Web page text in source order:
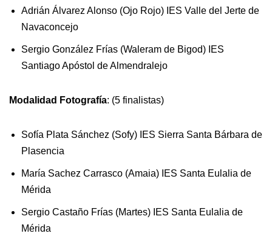
Adrián Álvarez Alonso (Ojo Rojo) IES Valle del Jerte de
Navaconcejo
Sergio González Frías (Waleram de Bigod) IES
Santiago Apóstol de Almendralejo
Modalidad Fotografía: (5 finalistas)
Sofía Plata Sánchez (Sofy) IES Sierra Santa Bárbara de
Plasencia
María Sachez Carrasco (Amaia) IES Santa Eulalia de
Mérida
Sergio Castaño Frías (Martes) IES Santa Eulalia de
Mérida